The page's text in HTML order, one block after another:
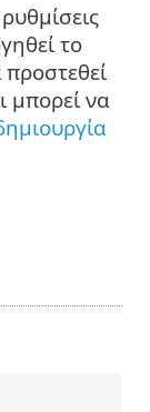
το
μπορεί να